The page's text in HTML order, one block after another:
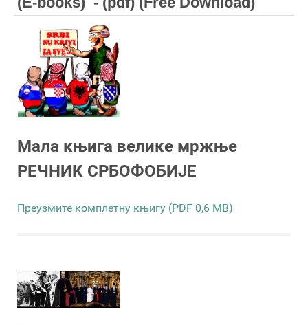
Мала књига велике мржње
РЕЧНИК СРБОФОБИЈЕ
Преузмите комплетну књигу (PDF 0,6 MB)